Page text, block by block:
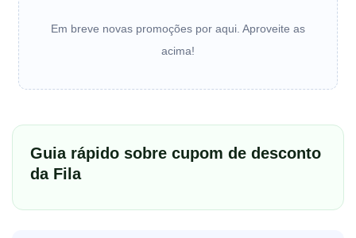
Em breve novas promoções por aqui. Aproveite as
acima!
Guia rápido sobre cupom de desconto
da Fila